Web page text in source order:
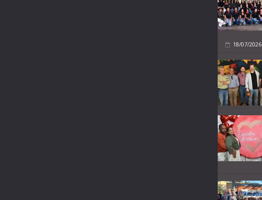
18/07/2026